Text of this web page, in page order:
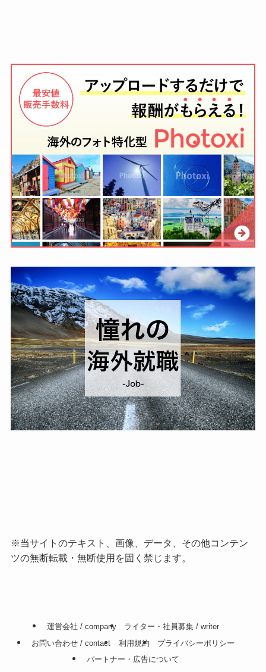
※当サイトのテキスト、画像、データ、その他コンテン
ツの無断転載・無断使用を固く禁じます。
運営会社 / company
ライター・社員募集 / writer
お問い合わせ / contact
利用規約
プライバシーポリシー
パートナー・広告について